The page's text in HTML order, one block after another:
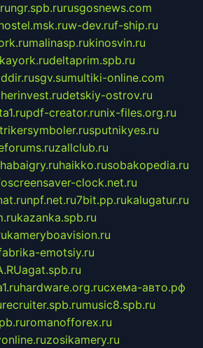
ngr.spb.rurusgosnews.com
w-dev.ruf-ship.ru
malinasp.rukinosvin.ru
deltaprim.spb.ru
sgv.sumultiki-online.com
detskiy-ostrov.ru
pdf-creator.runix-files.org.ru
sputnikyes.ru
zallclub.ru
habaigry.ruhaikko.rusobakopedia.ru
screensaver-clock.net.ru
npf.net.ru7bit.pp.rukalugatur.ru
kazanka.spb.ru
kameryboavision.ru
emotsiy.ru
agat.spb.ru
hardware.org.ruсхема-авто.рф
recruiter.spb.rumusic8.spb.ru
romanofforex.ru
zosikamery.ru